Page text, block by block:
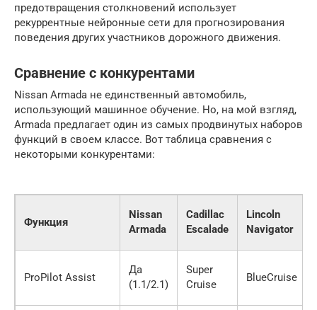
предотвращения столкновений использует
рекуррентные нейронные сети для прогнозирования
поведения других участников дорожного движения.
Сравнение с конкурентами
Nissan Armada не единственный автомобиль,
использующий машинное обучение. Но, на мой взгляд,
Armada предлагает один из самых продвинутых наборов
функций в своем классе. Вот таблица сравнения с
некоторыми конкурентами:
Функция
Nissan
Armada
Cadillac
Escalade
Lincoln
Navigator
ProPilot Assist
Да
(1.1/2.1)
Super
Cruise
BlueCruise